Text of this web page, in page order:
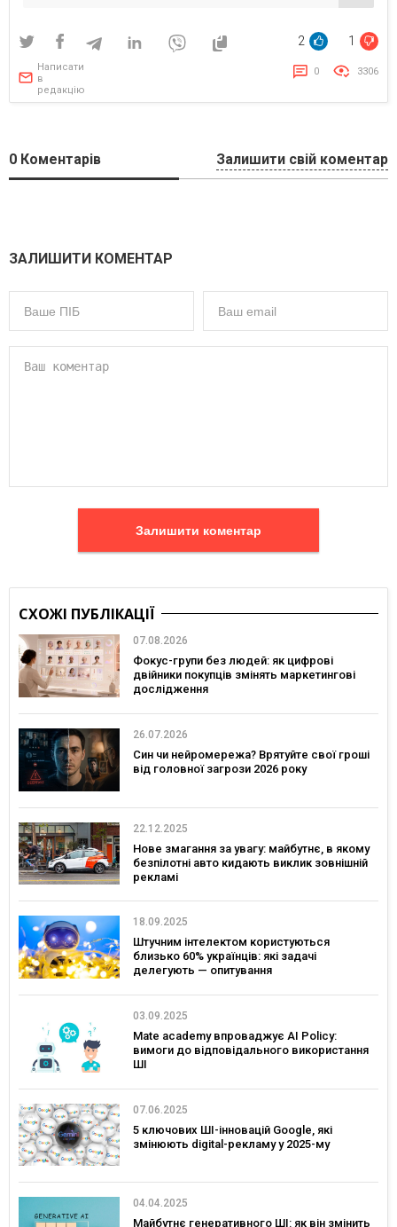
2 1
Написати
в
редакцію
0 3306
0 Коментарів Залишити свій коментар
ЗАЛИШИТИ КОМЕНТАР
Залишити коментар
СХОЖІ ПУБЛІКАЦІЇ
07.08.2026
Фокус-групи без людей: як цифрові
двійники покупців змінять маркетингові
дослідження
26.07.2026
Син чи нейромережа? Врятуйте свої гроші
від головної загрози 2026 року
22.12.2025
Нове змагання за увагу: майбутнє, в якому
безпілотні авто кидають виклик зовнішній
рекламі
18.09.2025
Штучним інтелектом користуються
близько 60% українців: які задачі
делегують — опитування
03.09.2025
Mate academy впроваджує AI Policy:
вимоги до відповідального використання
ШІ
07.06.2025
5 ключових ШІ-інновацій Google, які
змінюють digital-рекламу у 2025-му
04.04.2025
Майбутнє генеративного ШІ: як він змінить